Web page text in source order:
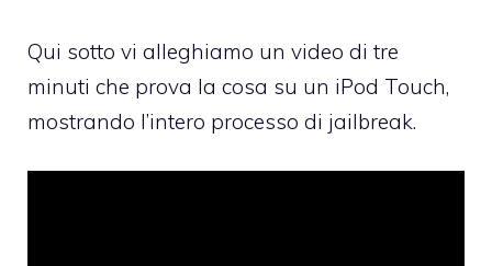
Qui sotto vi alleghiamo un video di tre
minuti che prova la cosa su un iPod Touch,
mostrando l’intero processo di jailbreak.